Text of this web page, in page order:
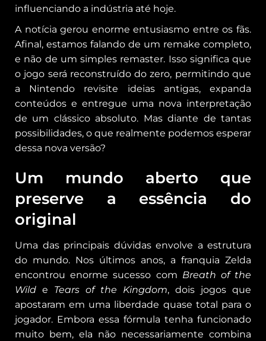
influenciando a indústria até hoje.
A notícia gerou enorme entusiasmo entre os fãs.
Afinal, estamos falando de um remake completo,
e não de um simples remaster. Isso significa que
o jogo será reconstruído do zero, permitindo que
a Nintendo revisite ideias antigas, expanda
conteúdos e entregue uma nova interpretação
de um clássico absoluto. Mas diante de tantas
possibilidades, o que realmente podemos esperar
dessa nova versão?
Um mundo aberto que
preserve a essência do
original
Uma das principais dúvidas envolve a estrutura
do mundo. Nos últimos anos, a franquia Zelda
encontrou enorme sucesso com Breath of the
Wild e Tears of the Kingdom, dois jogos que
apostaram em uma liberdade quase total para o
jogador. Embora essa fórmula tenha funcionado
muito bem, ela não necessariamente combina